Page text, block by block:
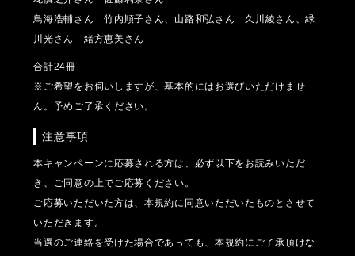
鳥海浩輔さん 竹内順子さん、 山路和弘さん 久川綾さん、緑
川光さん 緒方恵美さん
合計24冊
※ご希望をお伺いしますが、基本的にはお選びいただけませ
ん。予めご了承ください。
注意事項
本キャンペーンに応募される方は、必ず以下をお読みいただ
き、ご同意の上でご応募ください。
ご応募いただいた方は、本規約に同意いただいたものとさせて
いただきます。
当選のご連絡を受けた場合であっても、本規約にご了承頂けな